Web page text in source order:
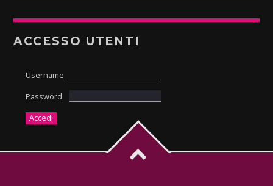
ACCESSO UTENTI
Username
Password